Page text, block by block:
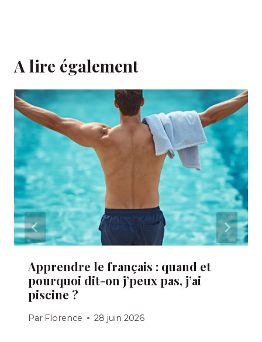
A lire également
Apprendre le français : quand et
pourquoi dit-on j’peux pas, j’ai
piscine ?
Par Florence 28 juin 2026